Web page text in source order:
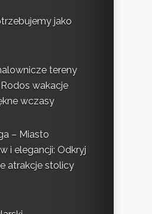
jako
tereny
wakacje
wczasy
– Miasto
i elegancji: Odkryj
atrakcje stolicy